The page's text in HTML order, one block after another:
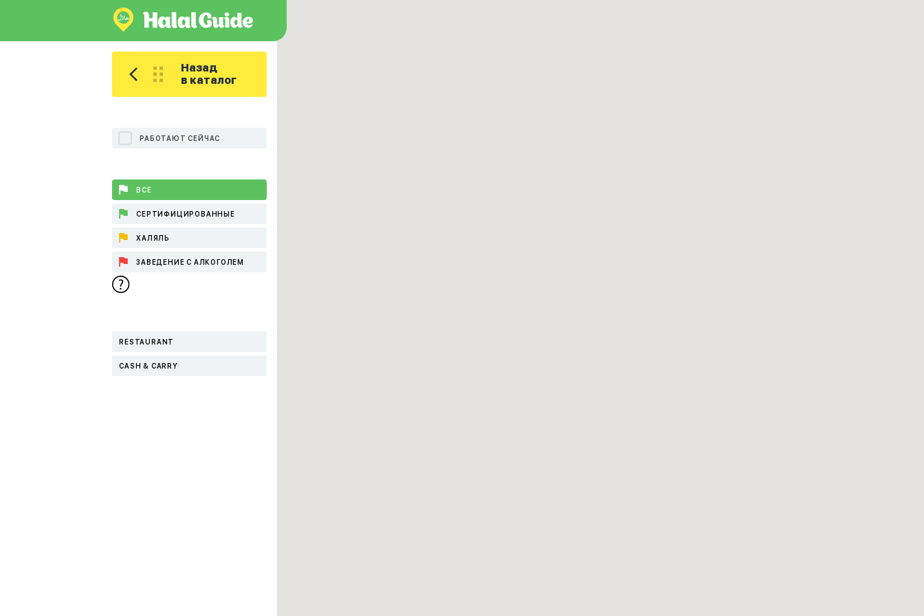
Назад
в каталог
РАБОТАЮТ СЕЙЧАС
ВСЕ
СЕРТИФИЦИРОВАННЫЕ
ХАЛЯЛЬ
ЗАВЕДЕНИЕ С АЛКОГОЛЕМ
RESTAURANT
CASH & CARRY